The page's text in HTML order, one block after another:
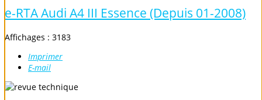
e-RTA Audi A4 III Essence (Depuis 01-2008)
Affichages : 3183
Imprimer
E-mail